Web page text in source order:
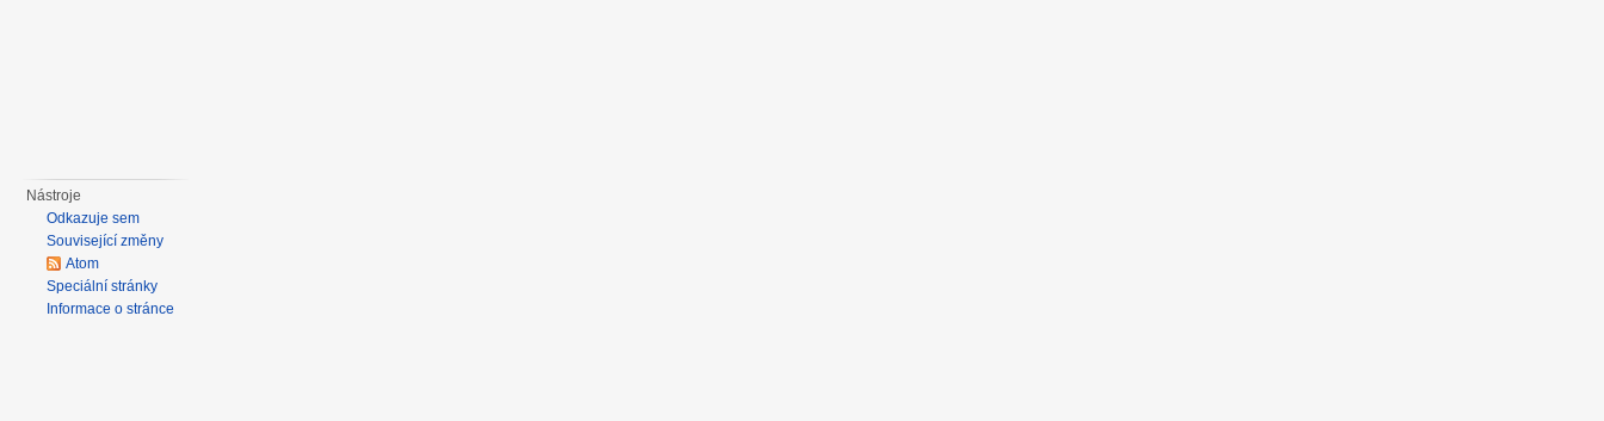
Nástroje
Odkazuje sem
Související změny
Atom
Speciální stránky
Informace o stránce